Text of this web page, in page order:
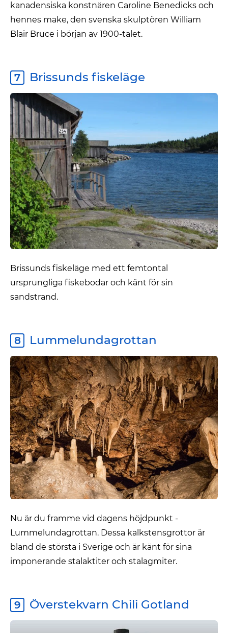
kanadensiska konstnären Caroline Benedicks och
hennes make, den svenska skulptören William
Blair Bruce i början av 1900-talet.
7 Brissunds fiskeläge
Brissunds fiskeläge med ett femtontal
ursprungliga fiskebodar och känt för sin
sandstrand.
8 Lummelundagrottan
Nu är du framme vid dagens höjdpunkt -
Lummelundagrottan. Dessa kalkstensgrottor är
bland de största i Sverige och är känt för sina
imponerande stalaktiter och stalagmiter.
9 Överstekvarn Chili Gotland